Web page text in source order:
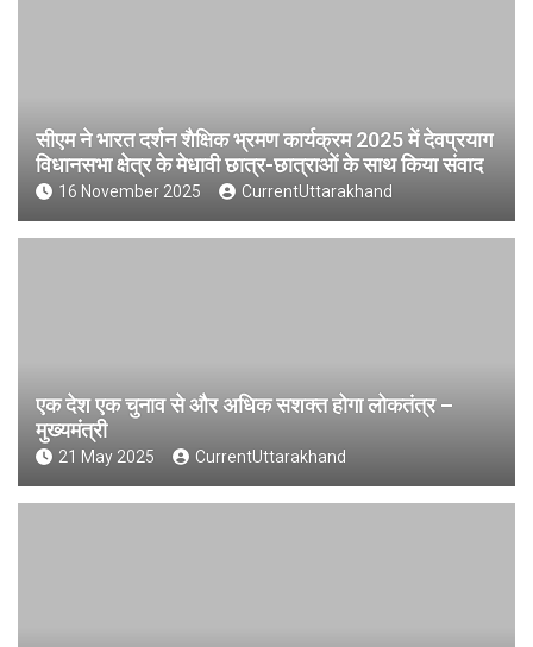
सीएम ने भारत दर्शन शैक्षिक भ्रमण कार्यक्रम 2025 में देवप्रयाग
विधानसभा क्षेत्र के मेधावी छात्र-छात्राओं के साथ किया संवाद
16 November 2025 CurrentUttarakhand
एक देश एक चुनाव से और अधिक सशक्त होगा लोकतंत्र –
मुख्यमंत्री
21 May 2025 CurrentUttarakhand